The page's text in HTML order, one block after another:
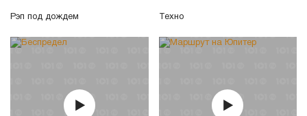
Рэп под дождем Техно